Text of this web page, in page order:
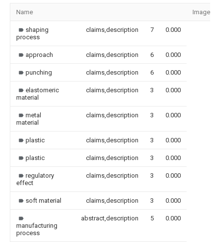
Name Image
shaping
process
claims,description 7 0.000
approach claims,description 6 0.000
punching claims,description 6 0.000
elastomeric
material
claims,description 3 0.000
metal
material
claims,description 3 0.000
plastic claims,description 3 0.000
plastic claims,description 3 0.000
regulatory
effect
claims,description 3 0.000
soft material claims,description 3 0.000
manufacturing
process
abstract,description 5 0.000